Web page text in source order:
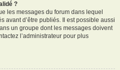
?
les messages du forum dans lequel
avant d’être publiés. Il est possible aussi
un groupe dont les messages doivent
l’administrateur pour plus